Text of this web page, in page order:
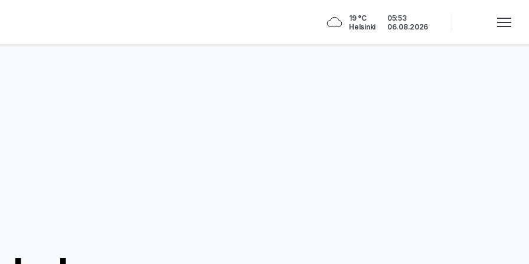
19 °C
Helsinki
05:53
06.08.2026